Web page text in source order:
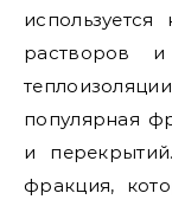
растворов
популярная
и
фракция,